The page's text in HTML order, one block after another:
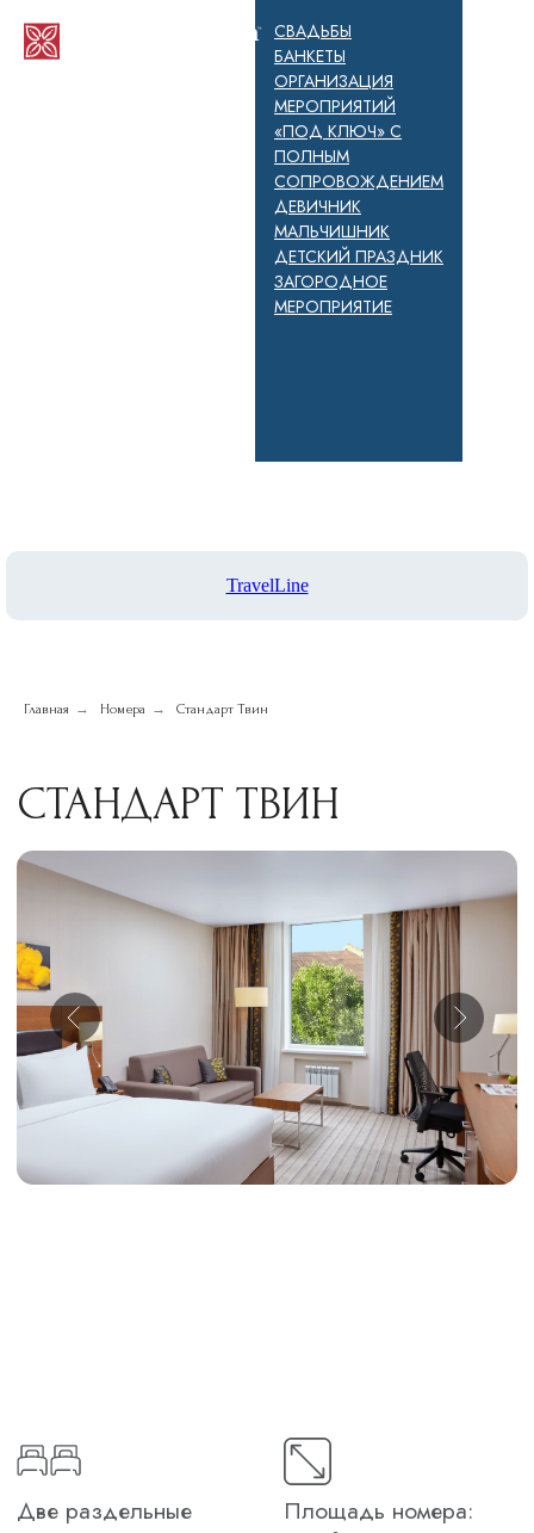
СВАДЬБЫ
БАНКЕТЫ
ОРГАНИЗАЦИЯ
МЕРОПРИЯТИЙ
«ПОД КЛЮЧ» С
ПОЛНЫМ
СОПРОВОЖДЕНИЕМ
ДЕВИЧНИК
МАЛЬЧИШНИК
ДЕТСКИЙ ПРАЗДНИК
ЗАГОРОДНОЕ
МЕРОПРИЯТИЕ
TravelLine
Главная → Номера → Стандарт Твин
затемнения блокирует уличный свет для
беспрерывного отдыха.
планирования дня предусмотрена
Две раздельные
кровати
Площадь номера:
26 м²
СТАНДАРТ ТВИН